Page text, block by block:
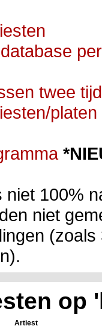
twee
100%
niet
op
Artiest